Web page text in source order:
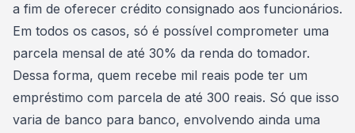
a fim de oferecer crédito consignado aos funcionários.
Em todos os casos, só é possível comprometer uma
parcela mensal de até 30% da renda do tomador.
Dessa forma, quem recebe mil reais pode ter um
empréstimo com parcela de até 300 reais. Só que isso
varia de banco para banco, envolvendo ainda uma